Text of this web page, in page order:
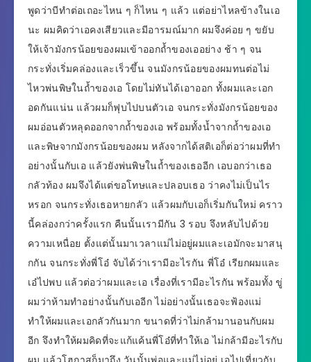
พูดว่าบีทำต่อเถอะไหน ๆ ก็ไหน ๆ แล้ว แต่อย่าไหลข้างในเอ
นะ ผมคิดว่าเอคงเสียวและมีอารมณ์มาก ผมจึงค่อย ๆ ขยับ
ให้เจ้ามังกรน้อยของผมเข้าออกถ้ำของเออย่าง ช้า ๆ จน
กระทั่งเริ่มคล่องและเร็วขึ้น จนมังกรน้อยของผมทนต่อไม่
ไหวพ่นพิษในถ้ำของเอ โดยไม่ทันได้เอาออก ทั้งผมและเอก
อดกันแน่น แล้วผมก็ฟุบไปบนตัวเอ จนกระทั่งมังกรน้อยของ
ผมอ่อนตัวหลุดออกจากถ้ำของเอ พร้อมทั้งน้ำจากถ้ำของเอ
และพิษจากมังกรน้อยของผม หลังจากได้สติเอก็ต่อว่าผมที่ทำ
อย่างนั้นกับเอ แล้วยังพ่นพิษในถ้ำของเธออีก เอบอกว่าเธอ
กลัวท้อง ผมจึงได้แต่ขอโทษและปลอบเธอ ว่าคงไม่เป็นไร
หรอก จนกระทั่งเธอหายกลัว แล้วผมกับเอก็เริ่มกันใหม่ คราว
นี้คล่องกว่าครั้งแรก คืนนั้นเรามีกัน 3 รอบ จึงหลับไปด้วย
ความเหนื่อย ตั้งแต่นั้นมาเวลาแม่ไม่อยู่ผมและเอมักจะมาสนุ
กกัน จนกระทั่งพี่โอ๋ จับได้ว่าเรามีอะไรกัน พี่โอ๋ เรียกผมและ
เอ๋ไปพบ แล้วต่อว่าผมและเอ เรื่องที่เรามีอะไรกัน พร้อมทั้ง ขู่
ผมว่าห้ามทำอย่างนั้นกับเออีก ไม่อย่างนั้นเธอจะฟ้องแม่
ทำให้ผมและเอกลัวกันมาก ขนาดที่ว่าไม่กล้ามานอนกับผม
อีก จึงทำให้ผมคิดที่จะแก้แค้นพี่โอ๋ที่ทำให้เอ ไม่กล้ามีอะไรกับ